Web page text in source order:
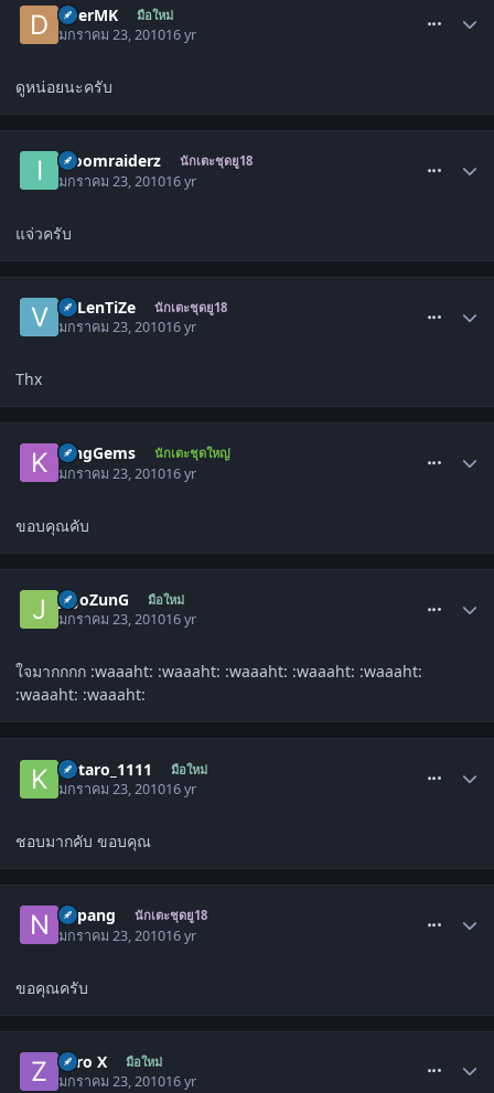
DeerMK มือใหม่
มกราคม 23, 201016 yr
ดูหน่อยนะครับ
iboomraiderz นักเตะชุดยู18
มกราคม 23, 201016 yr
แจ่วครับ
VaLenTiZe นักเตะชุดยู18
มกราคม 23, 201016 yr
Thx
KingGems นักเตะชุดใหญ่
มกราคม 23, 201016 yr
ขอบคุณคับ
JoJoZunG มือใหม่
มกราคม 23, 201016 yr
ใจมากกกก :waaaht: :waaaht: :waaaht: :waaaht: :waaaht:
:waaaht: :waaaht:
kotaro_1111 มือใหม่
มกราคม 23, 201016 yr
ชอบมากคับ ขอบคุณ
napang นักเตะชุดยู18
มกราคม 23, 201016 yr
ขอคุณครับ
Zero X มือใหม่
มกราคม 23, 201016 yr